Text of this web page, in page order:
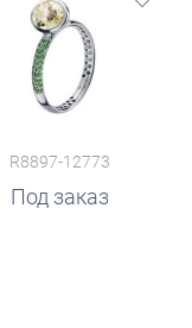
R8897-12773
Под заказ